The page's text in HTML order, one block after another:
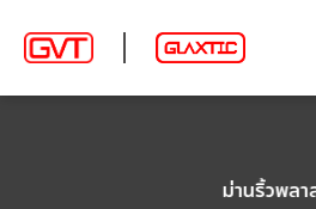
ม่านริ้วพลาสติก และ พลาสติกใส PVC
ม่านริ้วพลาสติกใสและพีวีซี